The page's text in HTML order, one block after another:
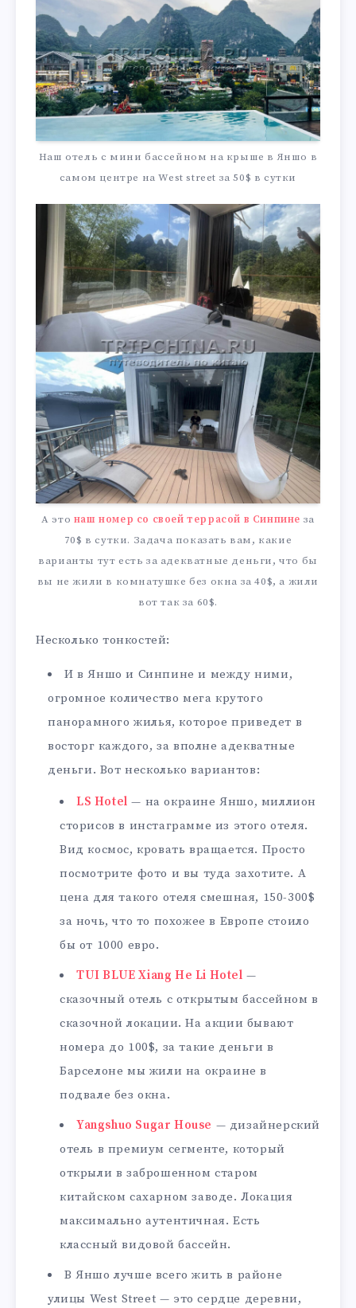
Наш отель с мини бассейном на крыше в Яншо в
самом центре на West street за 50$ в сутки
А это наш номер со своей террасой в Синпине за
70$ в сутки. Задача показать вам, какие
варианты тут есть за адекватные деньги, что бы
вы не жили в комнатушке без окна за 40$, а жили
вот так за 60$.
Несколько тонкостей:
И в Яншо и Синпине и между ними,
огромное количество мега крутого
панорамного жилья, которое приведет в
восторг каждого, за вполне адекватные
деньги. Вот несколько вариантов:
LS Hotel — на окраине Яншо, миллион
сторисов в инстаграмме из этого отеля.
Вид космос, кровать вращается. Просто
посмотрите фото и вы туда захотите. А
цена для такого отеля смешная, 150-300$
за ночь, что то похожее в Европе стоило
бы от 1000 евро.
TUI BLUE Xiang He Li Hotel —
сказочный отель с открытым бассейном в
сказочной локации. На акции бывают
номера до 100$, за такие деньги в
Барселоне мы жили на окраине в
подвале без окна.
Yangshuo Sugar House — дизайнерский
отель в премиум сегменте, который
открыли в заброшенном старом
китайском сахарном заводе. Локация
максимально аутентичная. Есть
классный видовой бассейн.
В Яншо лучше всего жить в районе
улицы West Street — это сердце деревни,